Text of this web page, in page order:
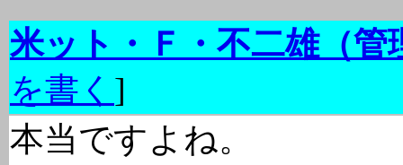
米ット・Ｆ・不二雄（管
を書く ]
本当ですよね。